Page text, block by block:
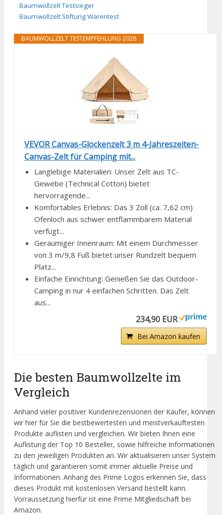
Baumwollzelt Testsieger
Baumwollzelt Stiftung Warentest
BAUMWOLLZELT TESTEMPFEHLUNG 2026
VEVOR Canvas-Glockenzelt 3 m 4-Jahreszeiten-
Canvas-Zelt für Camping mit...
Langlebige Materialien: Unser Zelt aus TC-
Gewebe (Technical Cotton) bietet
hervorragende...
Komfortables Erlebnis: Das 3 Zoll (ca. 7,62 cm)
Ofenloch aus schwer entflammbarem Material
verfügt...
Geräumiger Innenraum: Mit einem Durchmesser
von 3 m/9,8 Fuß bietet unser Rundzelt bequem
Platz...
Einfache Einrichtung: Genießen Sie das Outdoor-
Camping in nur 4 einfachen Schritten. Das Zelt
aus...
234,90 EUR
Bei Amazon kaufen
Die besten Baumwollzelte im
Vergleich
Anhand vieler positiver Kundenrezensionen der Käufer, können
wir hier für Sie die bestbewertesten und meistverkauftesten
Produkte auflisten und vergleichen. Wir bieten Ihnen eine
Auflistung der Top 10 Besteller, sowie hilfreiche Informationen
zu den jeweiligen Produkten an. Wir aktualisieren unser System
täglich und garantieren somit immer aktuelle Preise und
Informationen. Anhang des Prime Logos erkennen Sie, dass
dieses Produkt mit kostenlosen Versand bestellt kann.
Vorraussetzung hierfür ist eine Prime Mitgliedschaft bei
Amazon.